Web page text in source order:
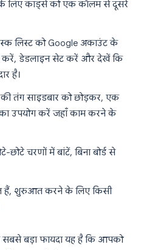
लिए कार्ड्स को एक कॉलम से दूसरे
लिस्ट को Google अकाउंट के
करें, डेडलाइन सेट करें और देखें कि
है।
तंग साइडबार को छोड़कर, एक
का उपयोग करें जहाँ काम करने के
छोटे चरणों में बांटें, बिना बोर्ड से
हैं, शुरुआत करने के लिए किसी
बड़ा फायदा यह है कि आपको